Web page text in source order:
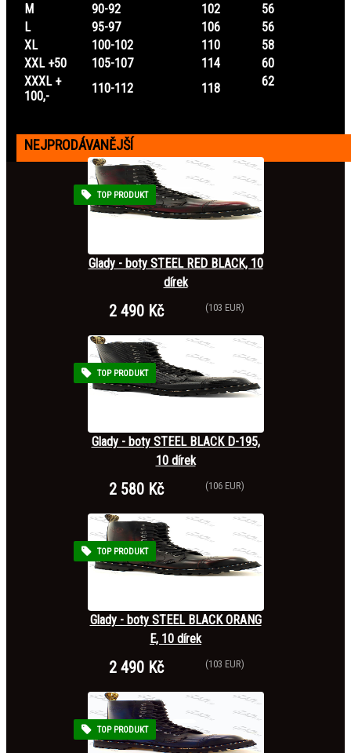
M
90-92 102
56
L
95-97 106
56
XL
100-102 110
58
XXL +50
105-107 114
60
XXXL +
100,-
110-112 118 62
NEJPRODÁVANĚJŠÍ
Glady - boty STEEL RED BLACK, 10
dírek
2 490 Kč (103 EUR)
TOP PRODUKT
Glady - boty STEEL BLACK D-195,
10 dírek
2 580 Kč (106 EUR)
TOP PRODUKT
Glady - boty STEEL BLACK ORANG
E, 10 dírek
2 490 Kč (103 EUR)
TOP PRODUKT
TOP PRODUKT